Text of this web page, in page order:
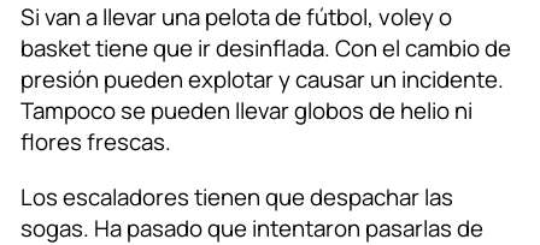
Si van a llevar una pelota de fútbol, voley o
basket tiene que ir desinflada. Con el cambio de
presión pueden explotar y causar un incidente.
Tampoco se pueden llevar globos de helio ni
flores frescas.
Los escaladores tienen que despachar las
sogas. Ha pasado que intentaron pasarlas de